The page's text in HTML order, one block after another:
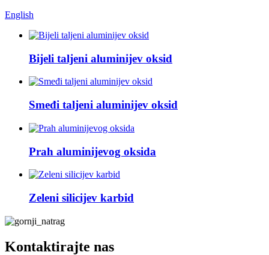
English
Bijeli taljeni aluminijev oksid
Smeđi taljeni aluminijev oksid
Prah aluminijevog oksida
Zeleni silicijev karbid
Kontaktirajte nas